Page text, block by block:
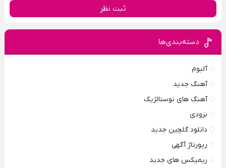
ثبت نظر
دسته‌بندی‌ها
آلبوم
آهنگ جدید
آهنگ های نوستالژیک
بزودی
دانلود گلچین جدید
رپورتاژ آگهی
ریمیکس های جدید